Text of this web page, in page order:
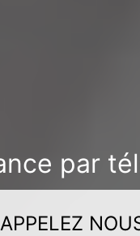
par
APPELEZ